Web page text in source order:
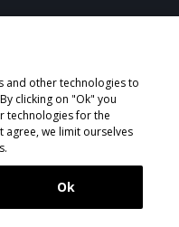
and other technologies to
clicking on "Ok" you
technologies for the
we limit ourselves
Ok